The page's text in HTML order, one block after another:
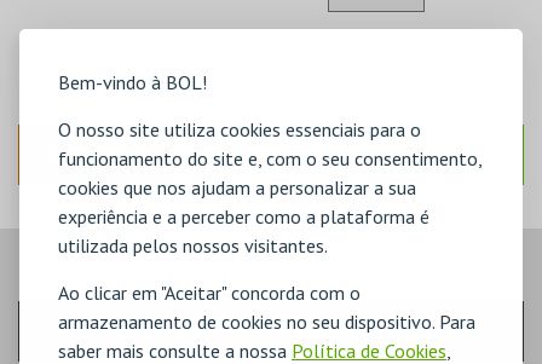
Bem-vindo à BOL!
O nosso site utiliza cookies essenciais para o
funcionamento do site e, com o seu consentimento,
cookies que nos ajudam a personalizar a sua
experiência e a perceber como a plataforma é
utilizada pelos nossos visitantes.
Ao clicar em "Aceitar" concorda com o
armazenamento de cookies no seu dispositivo. Para
saber mais consulte a nossa Política de Cookies,
ANTERIOR SEGUINTE
PASSO- QUANTIDADE
Escolha a quantidade e os produtos desejados